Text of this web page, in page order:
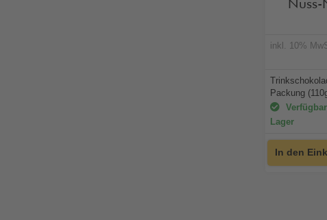
Nuss-
inkl. 10%
Packung
Lager
In den